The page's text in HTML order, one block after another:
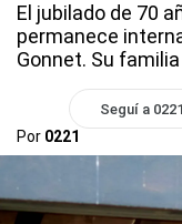
El jubilado de 70
permanece
Gonnet. Su
Seguí a
Por 0221